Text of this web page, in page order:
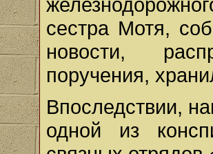
сестра Мотя,
новости,
поручения,
Впоследствии,
одной из